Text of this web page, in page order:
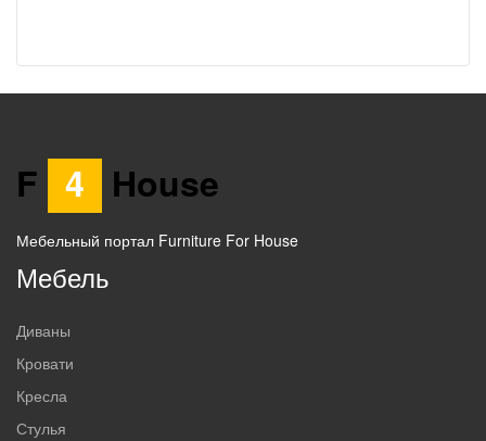
F 4 House
Мебельный портал Furniture For House
Мебель
Диваны
Кровати
Кресла
Стулья